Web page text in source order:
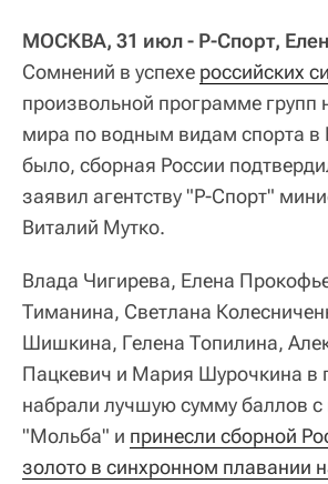
МОСКВА, 31 июл - Р-Спорт,
Сомнений в успехе российских
произвольной программе групп
мира по водным видам спорта в
было, сборная России
заявил агентству "Р-Спорт"
Виталий Мутко.
Влада Чигирева, Елена
Тиманина, Светлана
Шишкина, Гелена Топилина,
Пацкевич и Мария Шурочкина в
набрали лучшую сумму баллов
"Мольба" и принесли сборной
золото в синхронном плавании